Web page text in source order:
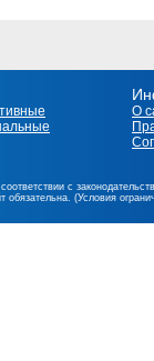
О
с
(Условия